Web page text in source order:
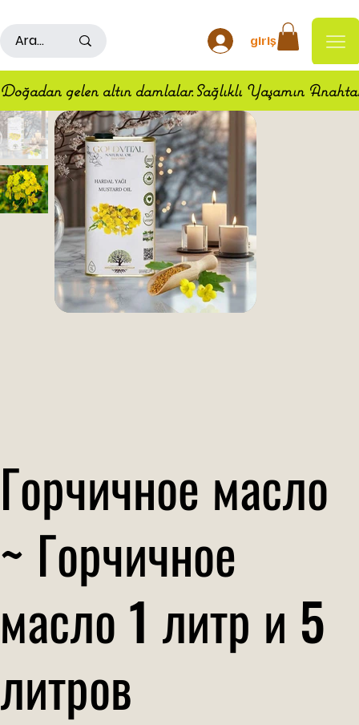
giriş
Doğadan gelen altın damlalar.Sağlıklı Yaşamın
Горчичное масло
~ Горчичное
масло 1 литр и 5
литров